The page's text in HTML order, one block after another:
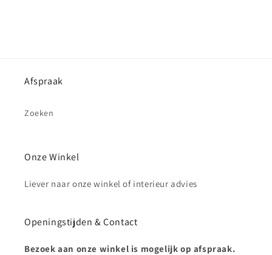
Afspraak
Zoeken
Onze Winkel
Liever naar onze winkel of interieur advies
Openingstijden & Contact
Bezoek aan onze winkel is mogelijk op afspraak.